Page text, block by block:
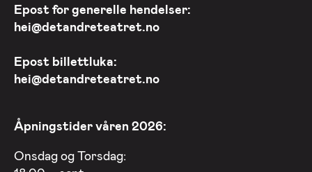
Epost for generelle hendelser:
hei@detandreteatret.no
Epost billettluka:
hei@detandreteatret.no
Åpningstider våren 2026:
Onsdag og Torsdag: